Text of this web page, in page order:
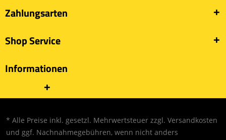
Zahlungsarten
Shop Service
Informationen
* Alle Preise inkl. gesetzl. Mehrwertsteuer zzgl. Versandkosten
und ggf. Nachnahmegebühren, wenn nicht anders